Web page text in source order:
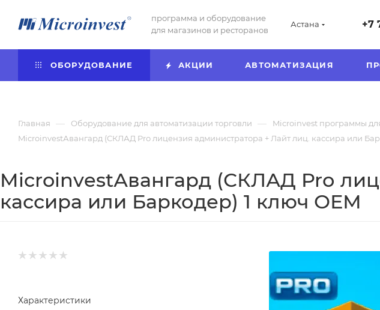
программа и оборудование
для магазинов и ресторанов
Астана +7
ОБОРУДОВАНИЕ АКЦИИ АВТОМАТИЗАЦИЯ
Главная — Оборудование для автоматизации торговли — Microinvest программы
MicroinvestАвангард (СКЛАД Prо лицензия администратора + Лайт лиц. кассира или
MicroinvestАвангард (СКЛАД Prо
кассира или Баркодер) 1 ключ ОЕМ
Характеристики